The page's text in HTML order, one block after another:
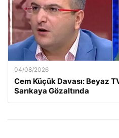
04/08/2026
Cem Küçük Davası: Beyaz
Sarıkaya Gözaltında